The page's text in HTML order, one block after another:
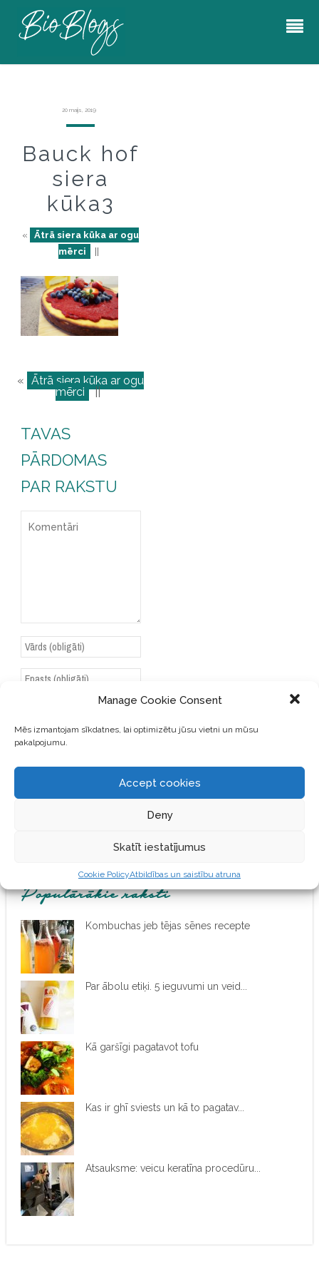
Manage Cookie Consent
Mēs izmantojam sīkdatnes, lai optimizētu jūsu vietni un mūsu
pakalpojumu.
Accept cookies
Deny
Skatīt iestatījumus
Cookie PolicyAtbildības un saistību atruna
20 maijs, 2019
Bauck hof
siera
kūka3
«
Ātrā siera kūka ar ogu
mērci
« Ātrā siera kūka ar ogu
mērci ||
TAVAS
PĀRDOMAS
PAR RAKSTU
E-PASTA ADRESI UN VIETNI
ŠAJĀ PĀRLŪKPROGRAMMĀ
Populārākie raksti
Kombuchas jeb tējas sēnes recepte
Par ābolu etiķi. 5 ieguvumi un veid...
Kā garšīgi pagatavot tofu
Kas ir ghī sviests un kā to pagatav...
Atsauksme: veicu keratīna procedūru...